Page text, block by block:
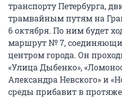
транспорту Петербурга,
трамвайным путям на
6 октября. По ним будет
маршрут № 7,
центром города. Он
«Улица Дыбенко»,
Александра Невского» и
среды прибавит в